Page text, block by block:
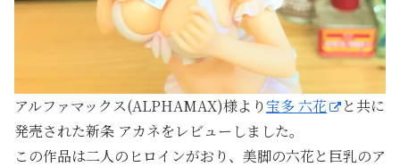
アルファマックス(ALPHAMAX)様より宝多 六花
と共に
発売された新条 アカネをレビューしました。
この作品は二人のヒロインがおり、美脚の六花と巨乳のア